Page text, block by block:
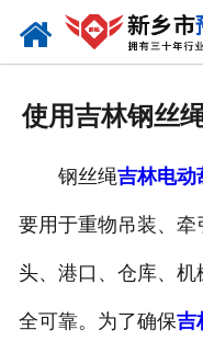
使用吉林钢丝
钢丝绳吉林电动
要用于重物吊装、
头、港口、仓库、
全可靠。为了确保吉